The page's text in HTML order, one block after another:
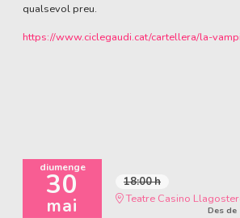
qualsevol preu.
https://www.ciclegaudi.cat/cartellera/la-
diumenge
30
mai
18:00 h
Teatre Casino
Des de